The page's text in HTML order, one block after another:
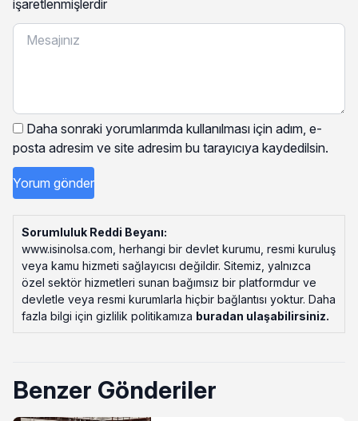
işaretlenmişlerdir
Daha sonraki yorumlarımda kullanılması için adım, e-
posta adresim ve site adresim bu tarayıcıya kaydedilsin.
Sorumluluk Reddi Beyanı:
www.isinolsa.com, herhangi bir devlet kurumu, resmi kuruluş
veya kamu hizmeti sağlayıcısı değildir. Sitemiz, yalnızca
özel sektör hizmetleri sunan bağımsız bir platformdur ve
devletle veya resmi kurumlarla hiçbir bağlantısı yoktur. Daha
fazla bilgi için gizlilik politikamıza buradan ulaşabilirsiniz.
Benzer Gönderiler